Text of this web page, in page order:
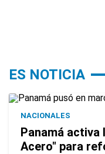
ES NOTICIA
NACIONALES
Panamá activa
Acero" para